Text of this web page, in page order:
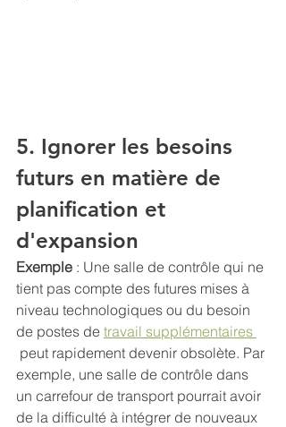
5. Ignorer les besoins
futurs en matière de
planification et
d'expansion
Exemple : Une salle de contrôle qui ne
tient pas compte des futures mises à
niveau technologiques ou du besoin
de postes de travail supplémentaires
peut rapidement devenir obsolète. Par
exemple, une salle de contrôle dans
un carrefour de transport pourrait avoir
de la difficulté à intégrer de nouveaux